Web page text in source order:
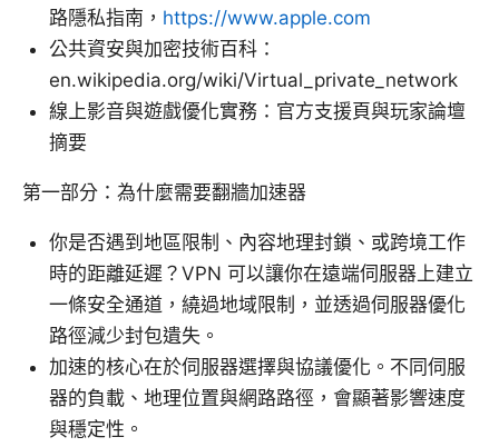
路隱私指南， https://www.apple.com
公共資安與加密技術百科：
en.wikipedia.org/wiki/Virtual_private_network
線上影音與遊戲優化實務：官方支援頁與玩家論壇
摘要
第一部分：為什麼需要翻牆加速器
你是否遇到地區限制、內容地理封鎖、或跨境工作
時的距離延遲？VPN 可以讓你在遠端伺服器上建立
一條安全通道，繞過地域限制，並透過伺服器優化
路徑減少封包遺失。
加速的核心在於伺服器選擇與協議優化。不同伺服
器的負載、地理位置與網路路徑，會顯著影響速度
與穩定性。